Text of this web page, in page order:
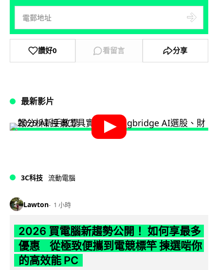
讚好0 看留言 分享
最新影片
3C科技 流動電腦
Lawton 1 小時
2026 買電腦新趨勢公開！ 如何享最多
優惠 從極致便攜到電競標竿 揀選啱你
的高效能 PC